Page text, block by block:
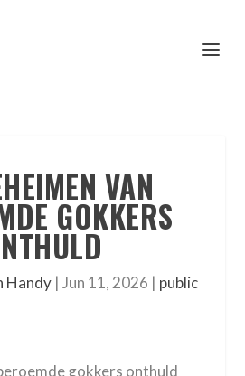
VAN
GOKKERS
Handy| Jun 11, 2026 | public
gokkers onthuld